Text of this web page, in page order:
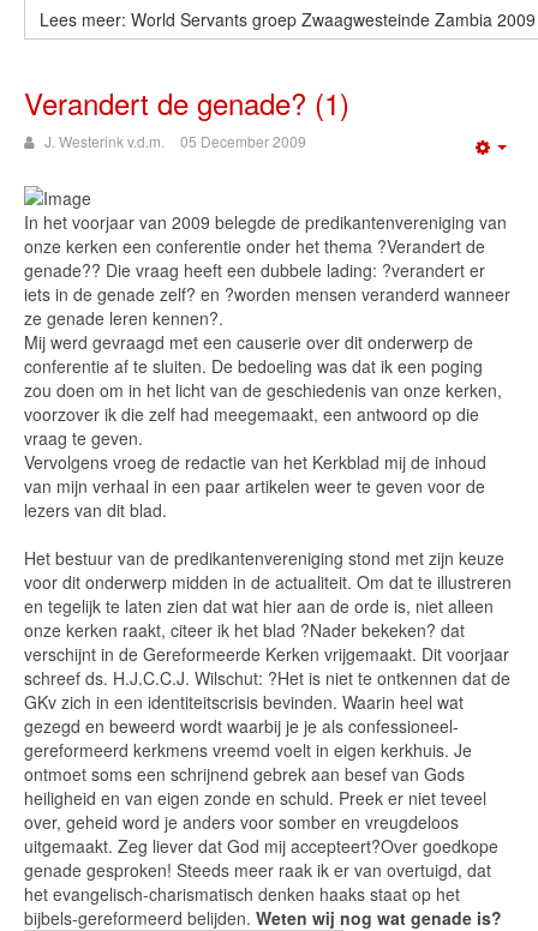
Lees meer: World Servants groep Zwaagwesteinde Zambia 2009
Verandert de genade? (1)
J. Westerink v.d.m. 05 December 2009
In het voorjaar van 2009 belegde de predikantenvereniging van
onze kerken een conferentie onder het thema ?Verandert de
genade?? Die vraag heeft een dubbele lading: ?verandert er
iets in de genade zelf? en ?worden mensen veranderd wanneer
ze genade leren kennen?.
Mij werd gevraagd met een causerie over dit onderwerp de
conferentie af te sluiten. De bedoeling was dat ik een poging
zou doen om in het licht van de geschiedenis van onze kerken,
voorzover ik die zelf had meegemaakt, een antwoord op die
vraag te geven.
Vervolgens vroeg de redactie van het Kerkblad mij de inhoud
van mijn verhaal in een paar artikelen weer te geven voor de
lezers van dit blad.
Het bestuur van de predikantenvereniging stond met zijn keuze
voor dit onderwerp midden in de actualiteit. Om dat te illustreren
en tegelijk te laten zien dat wat hier aan de orde is, niet alleen
onze kerken raakt, citeer ik het blad ?Nader bekeken? dat
verschijnt in de Gereformeerde Kerken vrijgemaakt. Dit voorjaar
schreef ds. H.J.C.C.J. Wilschut: ?Het is niet te ontkennen dat de
GKv zich in een identiteitscrisis bevinden. Waarin heel wat
gezegd en beweerd wordt waarbij je je als confessioneel-
gereformeerd kerkmens vreemd voelt in eigen kerkhuis. Je
ontmoet soms een schrijnend gebrek aan besef van Gods
heiligheid en van eigen zonde en schuld. Preek er niet teveel
over, geheid word je anders voor somber en vreugdeloos
uitgemaakt. Zeg liever dat God mij accepteert?Over goedkope
genade gesproken! Steeds meer raak ik er van overtuigd, dat
het evangelisch-charismatisch denken haaks staat op het
bijbels-gereformeerd belijden. Weten wij nog wat genade is?